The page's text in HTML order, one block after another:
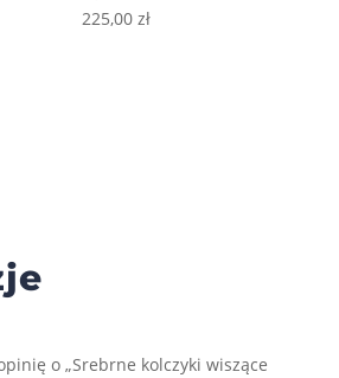
225,00zł
o „Srebrne kolczyki wiszące